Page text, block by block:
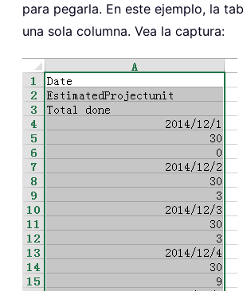
para pegarla. En este ejemplo, la
una sola columna. Vea la captura: